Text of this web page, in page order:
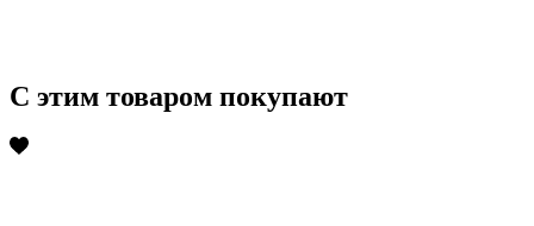
С этим товаром покупают